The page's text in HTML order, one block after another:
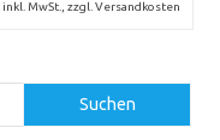
inkl. MwSt., zzgl. Versandkosten
Suchen